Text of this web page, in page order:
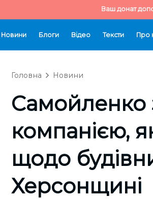
Ваш донат
Новини Блоги Відео Тексти Про
Головна Новини
Самойленко
компанією,
щодо
Херсонщині